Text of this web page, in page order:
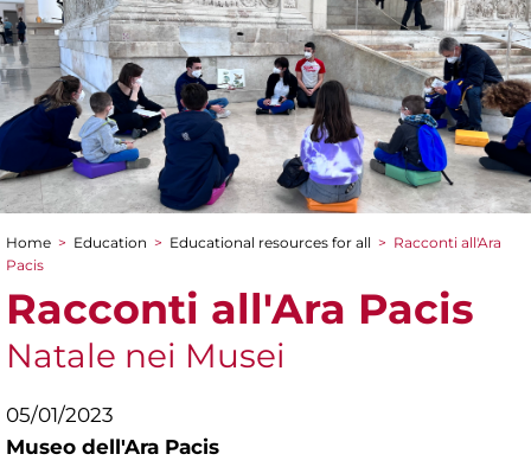
You are here
Home > Education > Educational resources for all > Racconti all'Ara
Pacis
Racconti all'Ara Pacis
Natale nei Musei
05/01/2023
Museo dell'Ara Pacis